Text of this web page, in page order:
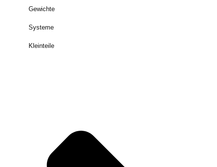
Gewichte
Systeme
Kleinteile